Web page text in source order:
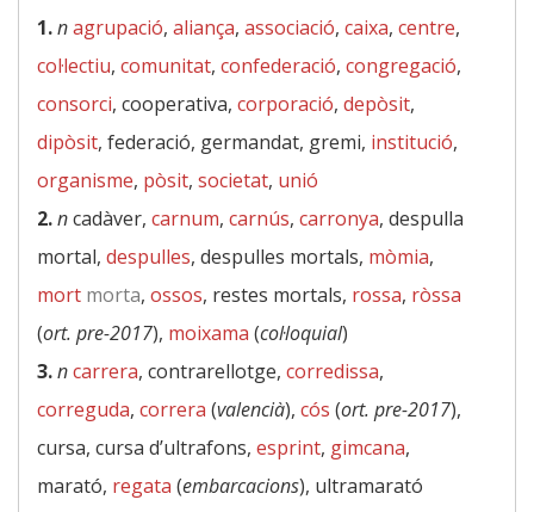
1.nagrupació, aliança, associació, caixa, centre,
col·lectiu, comunitat, confederació, congregació,
consorci, cooperativa, corporació, depòsit,
dipòsit, federació, germandat, gremi, institució,
organisme, pòsit, societat, unió
2.ncadàver, carnum, carnús, carronya, despulla
mortal, despulles, despulles mortals, mòmia,
mort morta, ossos, restes mortals, rossa, ròssa
(ort. pre-2017), moixama (col·loquial)
3.ncarrera, contrarellotge, corredissa,
correguda, correra (valencià), cós (ort. pre-2017),
cursa, cursa d’ultrafons, esprint, gimcana,
marató, regata (embarcacions), ultramarató